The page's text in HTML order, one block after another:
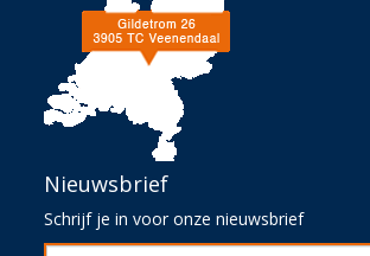
Nieuwsbrief
Schrijf je in voor onze nieuwsbrief